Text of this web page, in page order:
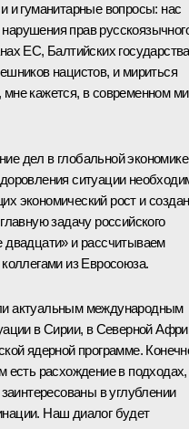
и гуманитарные вопросы: нас
прав
ЕС, Балтийских
нацистов, и мириться
кажется, в современном
дел в глобальной
ситуации
экономический рост и
задачу российского
двадцати» и рассчитываем
из Евросоюза.
актуальным международным
в Сирии, в Северной
ядерной программе.
есть расхождение в подходах,
в углублении
Наш диалог будет